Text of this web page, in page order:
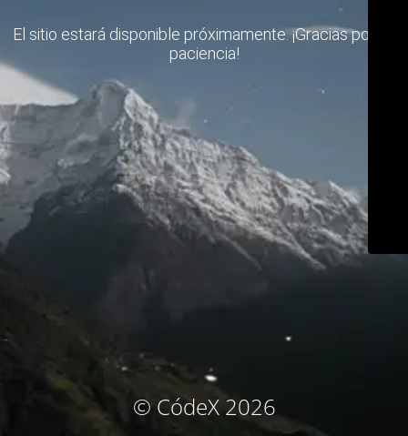
El sitio estará disponible próximamente. ¡Gracias por su
paciencia!
© CódeX 2026